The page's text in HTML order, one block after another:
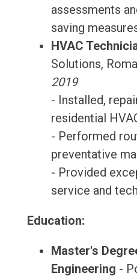
assessments
saving
HVAC
Solutions,
2019
- Installed,
residential
- Performed
preventative
- Provided
service and
Education:
Master's
Engineering -